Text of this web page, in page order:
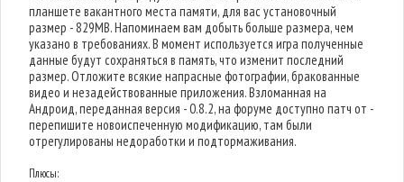
планшете вакантного места памяти, для вас установочный
размер - 829MB. Напоминаем вам добыть больше размера, чем
указано в требованиях. В момент используется игра полученные
данные будут сохраняться в память, что изменит последний
размер. Отложите всякие напрасные фотографии, бракованные
видео и незадействованные приложения. Взломанная на
Андроид, переданная версия - 0.8.2, на форуме доступно патч от -
перепишите новоиспеченную модификацию, там были
отрегулированы недоработки и подтормаживания.
Плюсы: